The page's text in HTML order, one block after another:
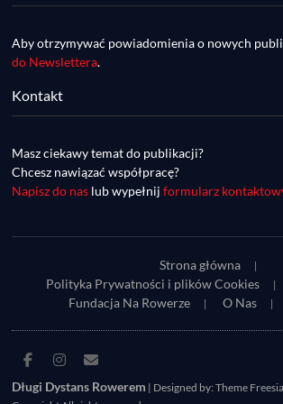
- zaprasza Mateusz Szafraniec. Dwie
samochwałki
DDR #73 [info] - UltraCup: nie
zaczniemy Etapówką na
Aby otrzymywać powiadomienia o nowych
do Newslettera.
Kontakt
Masz ciekawy temat do publikacji?
Chcesz nawiązać współpracę?
Napisz do nas lub wypełnijformularz
Strona główna
Polityka Prywatności i plików Cookies
Fundacja Na Rowerze
O Nas
Facebook
Instagram
E-
mail
Długi Dystans Rowerem | Designed by:Theme Freesia